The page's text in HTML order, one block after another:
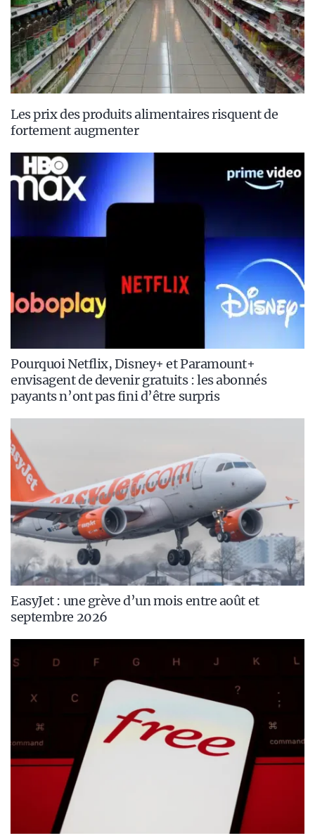
Les prix des produits alimentaires risquent de
fortement augmenter
Pourquoi Netflix, Disney+ et Paramount+
envisagent de devenir gratuits : les abonnés
payants n’ont pas fini d’être surpris
EasyJet : une grève d’un mois entre août et
septembre 2026